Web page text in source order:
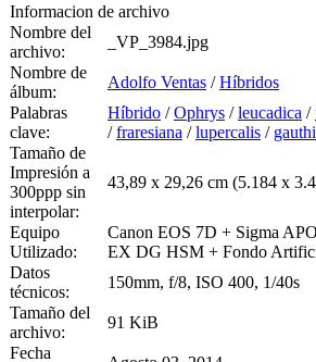
Informacion de archivo
Nombre del
archivo:
_VP_3984.jpg
Nombre de
álbum:
Adolfo Ventas /Híbridos
Palabras
clave:
Híbrido /Ophrys /leucadica /
/fraresiana /lupercalis /
Tamaño de
Impresión a
300ppp sin
interpolar:
43,89 x 29,26 cm (5.184 x
Equipo
Utilizado:
Canon EOS 7D + Sigma
EX DG HSM + Fondo
Datos
técnicos:
150mm, f/8, ISO 400, 1/40s
Tamaño del
archivo:
91 KiB
Fecha